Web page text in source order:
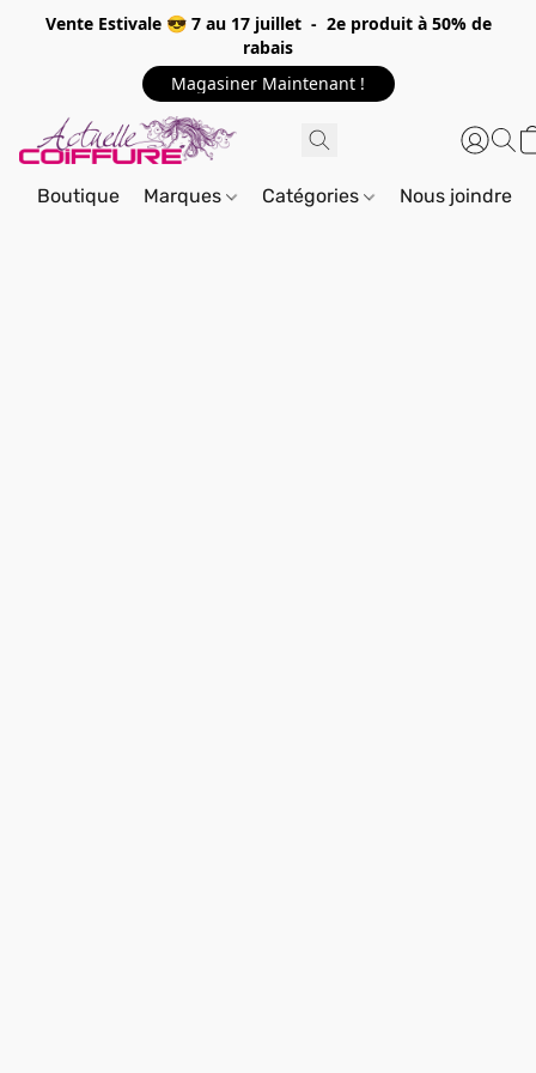
Vente Estivale 😎 7 au 17 juillet - 2e produit à 50% de
rabais
Magasiner Maintenant !
Boutique Marques Catégories Nous joindre